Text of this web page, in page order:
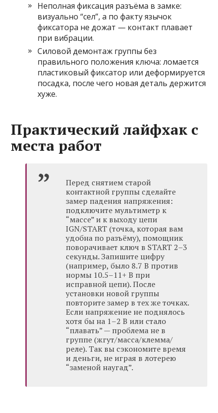
Неполная фиксация разъёма в замке:
визуально “сел”, а по факту язычок
фиксатора не дожат — контакт плавает
при вибрации.
Силовой демонтаж группы без
правильного положения ключа: ломается
пластиковый фиксатор или деформируется
посадка, после чего новая деталь держится
хуже.
Практический лайфхак с
места работ
Перед снятием старой
контактной группы сделайте
замер падения напряжения:
подключите мультиметр к
“массе” и к выходу цепи
IGN/START (точка, которая вам
удобна по разъёму), помощник
поворачивает ключ в START 2–3
секунды. Запишите цифру
(например, было 8.7 В против
нормы 10.5–11+ В при
исправной цепи). После
установки новой группы
повторите замер в тех же точках.
Если напряжение не поднялось
хотя бы на 1–2 В или стало
“плавать” — проблема не в
группе (жгут/масса/клемма/
реле). Так вы сэкономите время
и деньги, не играя в лотерею
“заменой наугад”.